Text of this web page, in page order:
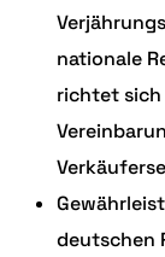
nationale
richtet
deutschen